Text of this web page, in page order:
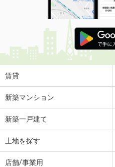
賃貸
新築マンション
新築一戸建て
土地を探す
店舗/事業用